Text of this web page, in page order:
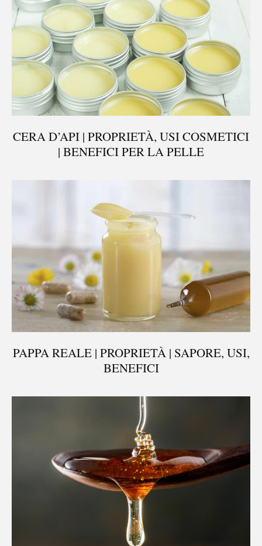
CERA D’API | PROPRIETÀ, USI COSMETICI
| BENEFICI PER LA PELLE
PAPPA REALE | PROPRIETÀ | SAPORE, USI,
BENEFICI